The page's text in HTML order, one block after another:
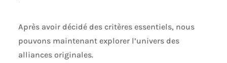
Après avoir décidé des critères essentiels, nous
pouvons maintenant explorer l’univers des
alliances originales.